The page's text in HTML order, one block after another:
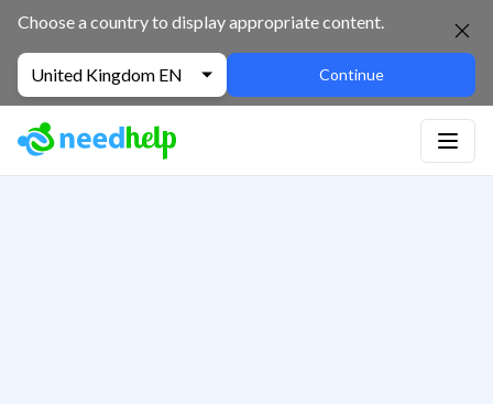
Choose a country to display appropriate content.
United Kingdom EN Continue